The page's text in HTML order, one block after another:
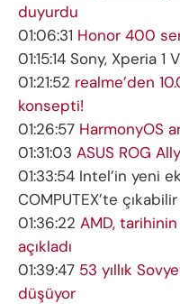
duyurdu
01:06:31 Honor 400
01:15:14 Sony, Xperia
01:21:52 realme’den
konsepti!
01:26:57 HarmonyOS
01:31:03 ASUS ROG
01:33:54 Intel’in yeni
COMPUTEX’te çıkabilir
01:36:22 AMD,
açıkladı
01:39:47 53 yıllık
düşüyor